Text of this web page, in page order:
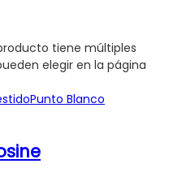
tiene múltiples
elegir en la página
Punto Blanco